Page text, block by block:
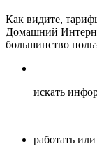
Как видите,
Домашний
большинство
искать
работать